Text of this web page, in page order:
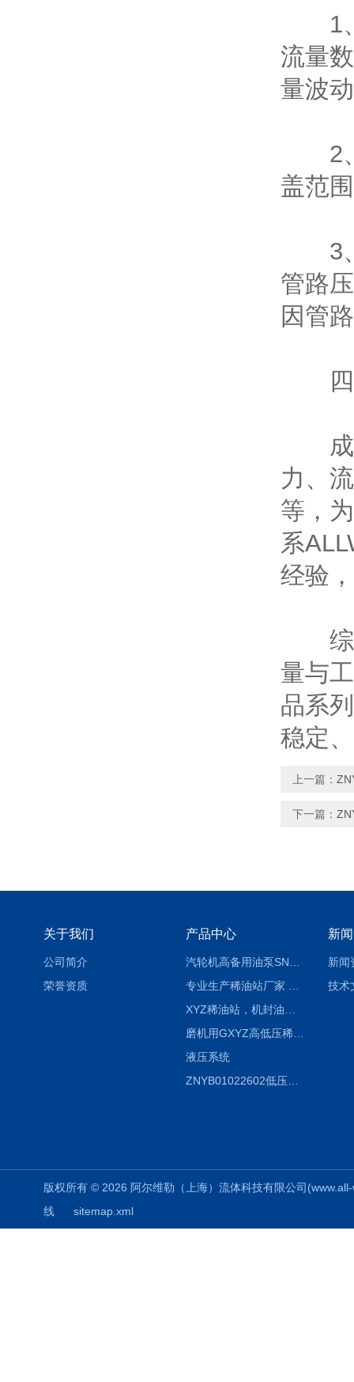
1、
流量
量波
2、
盖范
3、
管路
因管
四、
成功
力、
等，
系
经验
综上
量与
品系
稳定
上一篇：
下一篇：
关于我们
公司简介
荣誉资质
产品中心
磨机用GXYZ高低压稀油站，静压油润滑系统
液压系统
ZNYB01022602低压螺杆泵
新
新闻
技术
版权所有 © 2026 阿尔维勒（上海）流体科技有限公司
线
sitemap.xml